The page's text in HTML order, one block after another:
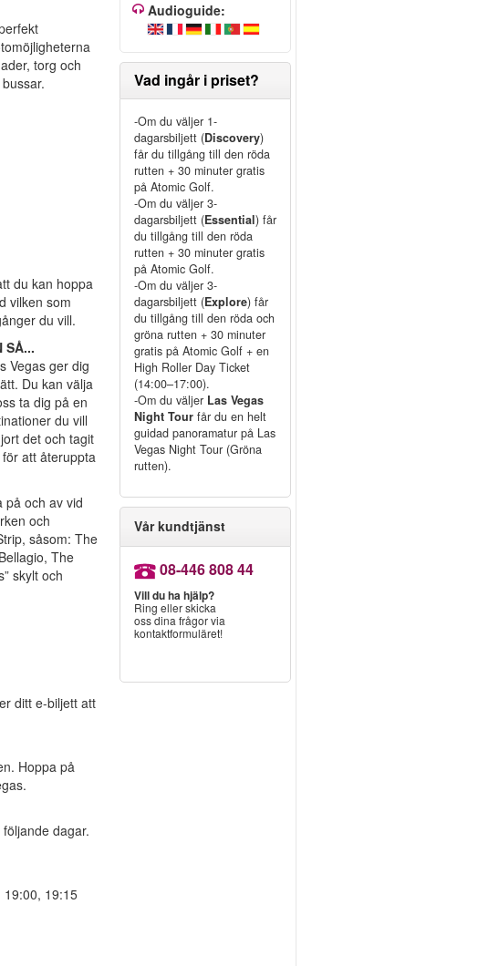
torg och
du kan hoppa
vilken som
du vill.
SÅ...
Vegas ger dig
Du kan välja
ta dig på en
du vill
det och tagit
att återuppta
på och av vid
och
såsom: The
The
skylt och
ditt e-biljett att
Hoppa på
dagar.
19:00, 19:15
Audioguide:
Vad ingår i priset?
-Om du väljer 1-
dagarsbiljett (Discovery)
får du tillgång till den röda
rutten + 30 minuter gratis
på Atomic Golf.
-Om du väljer 3-
dagarsbiljett (Essential) får
du tillgång till den röda
rutten + 30 minuter gratis
på Atomic Golf.
-Om du väljer 3-
dagarsbiljett (Explore) får
du tillgång till den röda och
gröna rutten + 30 minuter
gratis på Atomic Golf + en
High Roller Day Ticket
(14:00–17:00).
-Om du väljer Las Vegas
Night Tourfår du en helt
guidad panoramatur på Las
Vegas Night Tour (Gröna
rutten).
Vår kundtjänst
08-446 808 44
Vill du ha hjälp?
Ring eller skicka
oss dina frågor via
kontaktformuläret!